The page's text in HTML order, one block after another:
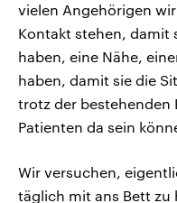
vielen Angehörigen
Kontakt stehen, damit
haben, eine Nähe,
haben, damit sie die
trotz der bestehenden
Patienten da sein
Wir versuchen,
täglich mit ans Bett